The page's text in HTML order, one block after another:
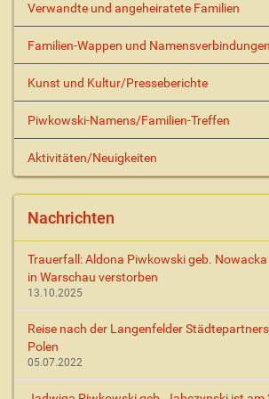
Verwandte und angeheiratete Familien
Familien-Wappen und Namensverbindungen
Kunst und Kultur/Presseberichte
Piwkowski-Namens/Familien-Treffen
Aktivitäten/Neuigkeiten
Nachrichten
Trauerfall: Aldona Piwkowski geb.
in Warschau verstorben
13.10.2025
Reise nach der Langenfelder
Polen
05.07.2022